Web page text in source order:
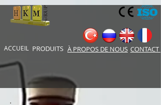
ACCUEIL PRODUITS À PROPOS DE NOUS CONTACT